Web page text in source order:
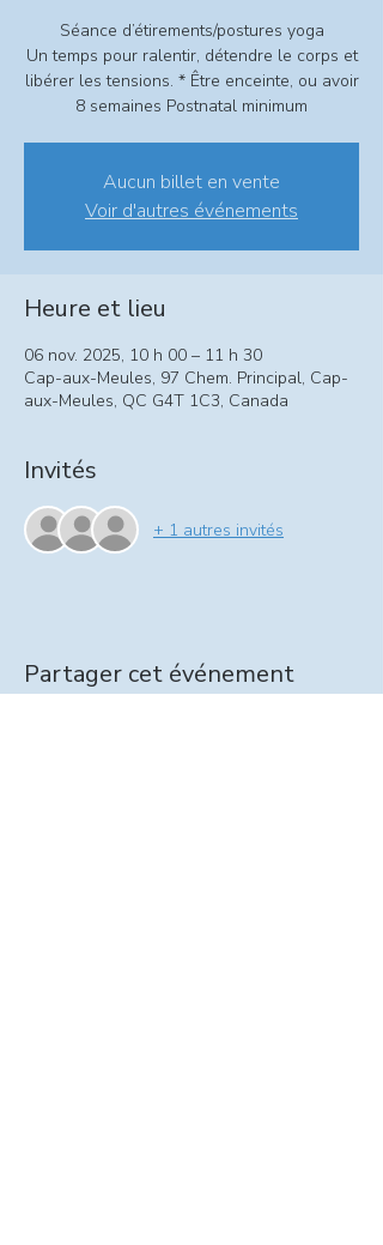
Séance d’étirements/postures yoga
Un temps pour ralentir, détendre le corps et
libérer les tensions. * Être enceinte, ou avoir
8 semaines Postnatal minimum
Aucun billet en vente
Voir d'autres événements
Heure et lieu
06 nov. 2025, 10 h 00 – 11 h 30
Cap-aux-Meules, 97 Chem. Principal, Cap-
aux-Meules, QC G4T 1C3, Canada
Invités
+ 1 autres invités
Partager cet événement